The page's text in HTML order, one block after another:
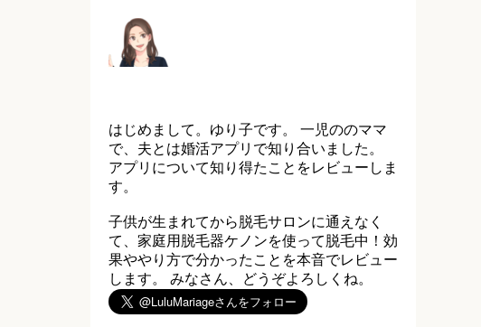
はじめまして。ゆり子です。 一児ののママ
で、夫とは婚活アプリで知り合いました。
アプリについて知り得たことをレビューしま
す。
子供が生まれてから脱毛サロンに通えなく
て、家庭用脱毛器ケノンを使って脱毛中！効
果ややり方で分かったことを本音でレビュー
します。 みなさん、どうぞよろしくね。